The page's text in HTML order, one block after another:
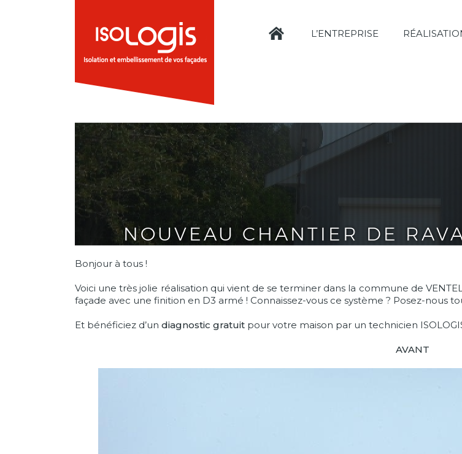
L’ENTREPRISE
NOUVEAU CHANTIER DE
Bonjour à tous !
Voici une très jolie réalisation qui vient de se terminer dans la commune de
façade avec une finition en D3 armé ! Connaissez-vous ce système ? Posez-nous
Et bénéficiez d’un diagnostic gratuit pour votre maison par un technicien
AVANT